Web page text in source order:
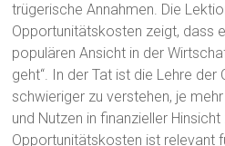
trügerische Annahmen. Die
Opportunitätskosten zeigt, dass
populären Ansicht in der
geht“. In der Tat ist die Lehre
schwieriger zu verstehen, je
und Nutzen in finanzieller
Opportunitätskosten ist relevant